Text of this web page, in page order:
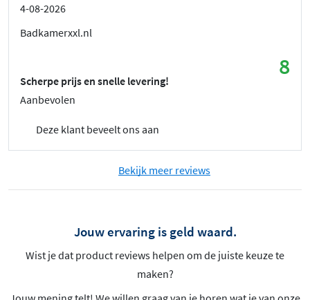
4-08-2026
Badkamerxxl.nl
8
Scherpe prijs en snelle levering!
Aanbevolen
Deze klant beveelt ons aan
Bekijk meer reviews
Jouw ervaring is geld waard.
Wist je dat product reviews helpen om de juiste keuze te
maken?